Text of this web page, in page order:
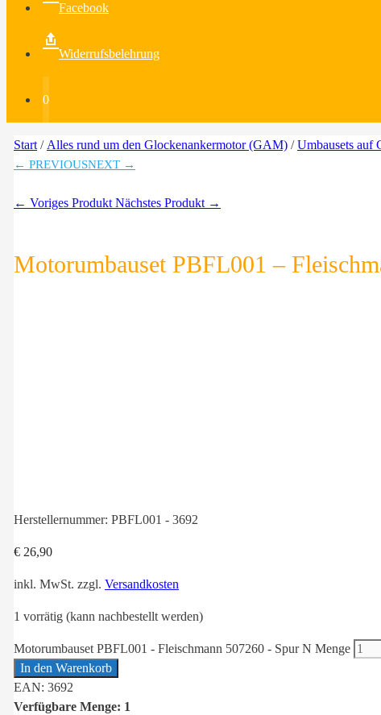
Facebook
Widerrufsbelehrung
0
Start / Alles rund um den Glockenankermotor (GAM) /Umbausets auf
← PREVIOUSNEXT →
← Voriges Produkt Nächstes Produkt →
Motorumbauset PBFL001 –
Herstellernummer: PBFL001 - 3692
€ 26,90
inkl. MwSt. zzgl. Versandkosten
1 vorrätig (kann nachbestellt werden)
Motorumbauset PBFL001 - Fleischmann 507260 - Spur N Menge
In den Warenkorb
EAN: 3692
Verfügbare Menge: 1